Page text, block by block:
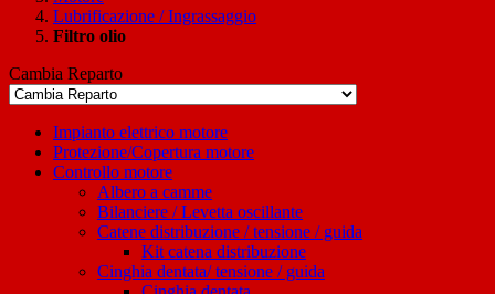
Lubrificazione / Ingrassaggio
Filtro olio
Cambia Reparto
Impianto elettrico motore
Protezione/Copertura motore
Controllo motore
Albero a camme
Bilanciere / Levetta oscillante
Catene distribuzione / tensione / guida
Kit catena distribuzione
Cinghia dentata/ tensione / guida